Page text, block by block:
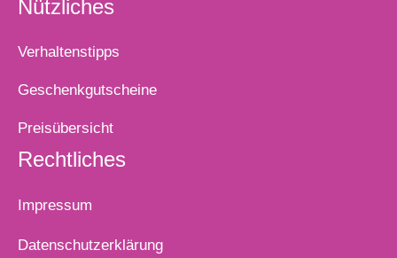
Nützliches
Verhaltenstipps
Geschenkgutscheine
Preisübersicht
Rechtliches
Impressum
Datenschutzerklärung